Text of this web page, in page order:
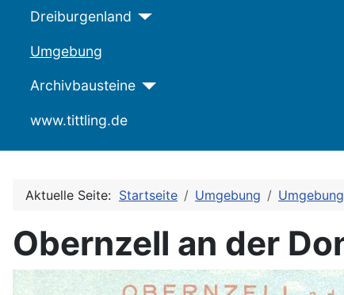
Dreiburgenland
Umgebung
Archivbausteine
www.tittling.de
Aktuelle Seite: Startseite Umgebung Umgebung
Obernzell an der